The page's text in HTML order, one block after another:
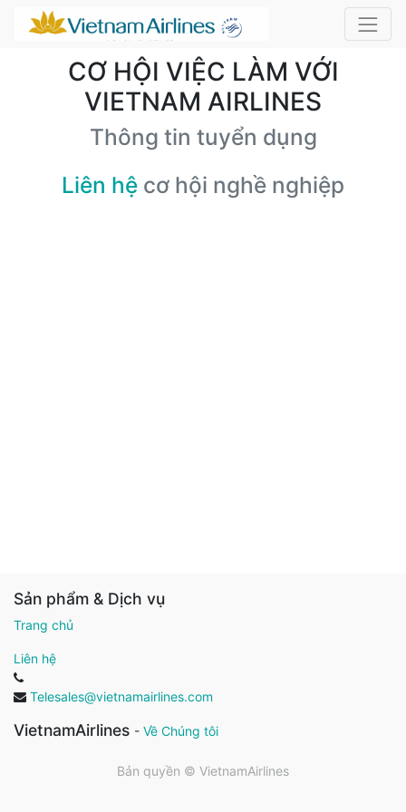
CƠ HỘI VIỆC LÀM VỚI
VIETNAM AIRLINES
Thông tin tuyển dụng
Liên hệ cơ hội nghề nghiệp
Sản phẩm & Dịch vụ
Trang chủ
Liên hệ
Telesales@vietnamairlines.com
VietnamAirlines - Về Chúng tôi
Bản quyền © VietnamAirlines